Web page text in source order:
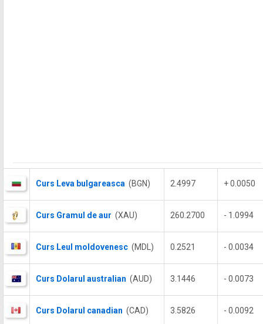
Curs Leva bulgareasca (BGN) 2.4997 + 0.0050
Curs Gramul de aur (XAU) 260.2700 - 1.0994
Curs Leul moldovenesc (MDL) 0.2521 - 0.0034
Curs Dolarul australian (AUD) 3.1446 - 0.0073
Curs Dolarul canadian (CAD) 3.5826 - 0.0092